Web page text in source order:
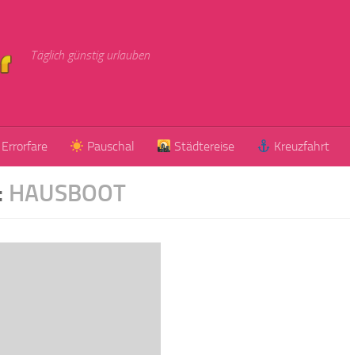
Täglich günstig urlauben
Errorfare Pauschal Städtereise Kreuzfahrt
HAUSBOOT